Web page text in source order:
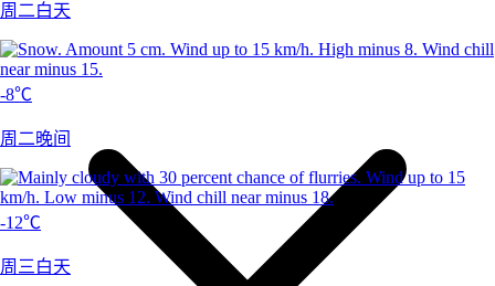
周二白天
-8℃
周二晚间
-12℃
周三白天